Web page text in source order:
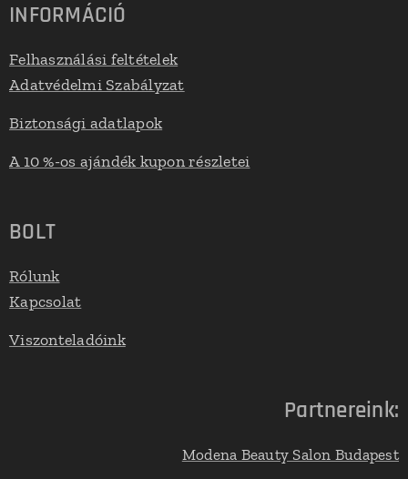
INFORMÁCIÓ
Felhasználási feltételek
Adatvédelmi Szabályzat
Biztonsági adatlapok
A 10 %-os ajándék kupon részletei
BOLT
Rólunk
Kapcsolat
Viszonteladóink
Partnereink:
Modena Beauty Salon Budapest